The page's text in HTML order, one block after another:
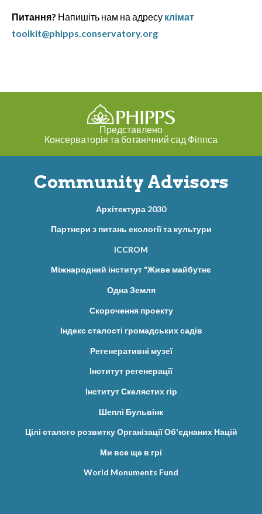
Питання? Напишіть нам на адресу клімат
toolkit@phipps.conservatory.org
Представлено
Консерваторія та ботанічний сад Фіппса
Community Advisors
Архітектура 2030
Партнери з питань екології та культури
ICCROM
Міжнародний інститут "Живе майбутнє
Одна Земля
Скорочення проекту
Індекс сталості громадських садів
Регенеративні музеї
Інститут регенерації
Інститут Скелястих гір
Шеплі Бульвінк
Цілі сталого розвитку Організації Об'єднаних Націй
Ми все ще в грі
World Monuments Fund